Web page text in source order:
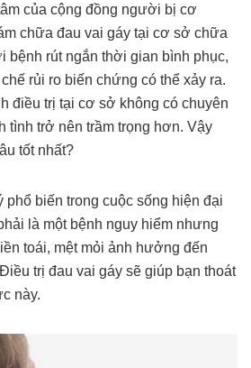
của cộng đồng người bị cơ
chữa đau vai gáy tại cơ sở chữa
bệnh rút ngắn thời gian bình phục,
rủi ro biến chứng có thể xảy ra.
điều trị tại cơ sở không có chuyên
tình trở nên trầm trọng hơn. Vậy
tốt nhất?
biến trong cuộc sống hiện đại
là một bệnh nguy hiểm nhưng
toái, mệt mỏi ảnh hưởng đến
trị đau vai gáy sẽ giúp bạn thoát
này.